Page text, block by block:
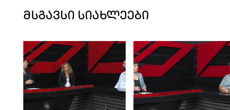
მსგავსი სიახლეები